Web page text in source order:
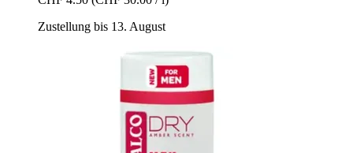
Zustellung bis 13. August